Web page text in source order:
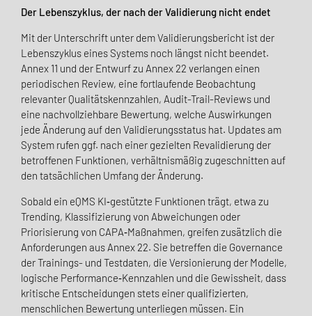
Der Lebenszyklus, der nach der Validierung nicht endet
Mit der Unterschrift unter dem Validierungsbericht ist der
Lebenszyklus eines Systems noch längst nicht beendet.
Annex 11 und der Entwurf zu Annex 22 verlangen einen
periodischen Review, eine fortlaufende Beobachtung
relevanter Qualitätskennzahlen, Audit-Trail-Reviews und
eine nachvollziehbare Bewertung, welche Auswirkungen
jede Änderung auf den Validierungsstatus hat. Updates am
System rufen ggf. nach einer gezielten Revalidierung der
betroffenen Funktionen, verhältnismäßig zugeschnitten auf
den tatsächlichen Umfang der Änderung.
Sobald ein eQMS KI‑gestützte Funktionen trägt, etwa zu
Trending, Klassifizierung von Abweichungen oder
Priorisierung von CAPA‑Maßnahmen, greifen zusätzlich die
Anforderungen aus Annex 22. Sie betreffen die Governance
der Trainings- und Testdaten, die Versionierung der Modelle,
logische Performance‑Kennzahlen und die Gewissheit, dass
kritische Entscheidungen stets einer qualifizierten,
menschlichen Bewertung unterliegen müssen. Ein